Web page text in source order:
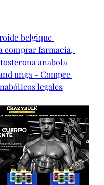
belgique
comprar farmacia,
anabola
unga - Compre
legales